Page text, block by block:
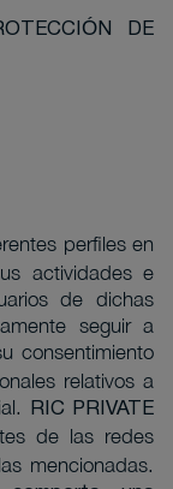
DE
perfiles en
actividades e
de dichas
seguir a
consentimiento
relativos a
RIC PRIVATE
de las redes
mencionadas.